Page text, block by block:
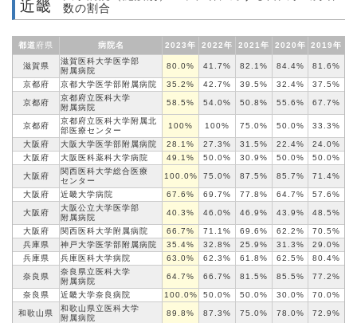
近畿
数の割合
都道府県 病院名 2023年 2022年 2021年 2020年 2019年
滋賀県
滋賀医科大学医学部
附属病院
80.0% 41.7% 82.1% 84.4% 81.6%
京都府 京都大学医学部附属病院 35.2% 42.7% 39.5% 32.4% 37.5%
京都府
京都府立医科大学
附属病院
58.5% 54.0% 50.8% 55.6% 67.7%
京都府
京都府立医科大学附属北
部医療センター
100% 100% 75.0% 50.0% 33.3%
大阪府 大阪大学医学部附属病院 28.1% 27.3% 31.5% 22.4%
24.0%
大阪府
大阪医科薬科大学病院 49.1% 50.0% 30.9% 50.0% 50.0%
大阪府
関西医科大学総合医療
センター
100.0% 75.0% 87.5% 85.7% 71.4%
大阪府 近畿大学病院 67.6% 69.7% 77.8% 64.7% 57.6%
大阪府
大阪公立大学医学部
附属病院
40.3% 46.0% 46.9% 43.9% 48.5%
大阪府 関西医科大学附属病院 66.7% 71.1% 69.6% 62.2%
70.5%
兵庫県
神戸大学医学部附属病院 35.4% 32.8% 25.9% 31.3%
29.0%
兵庫県
兵庫医科大学病院 63.0% 62.3% 61.8% 62.5% 80.4%
奈良県
奈良県立医科大学
附属病院
64.7% 66.7% 81.5% 85.5% 77.2%
奈良県 近畿大学奈良病院 100.0% 50.0% 50.0% 30.0% 70.0%
和歌山県
和歌山県立医科大学
附属病院
89.8% 87.3% 75.0% 78.0% 72.9%